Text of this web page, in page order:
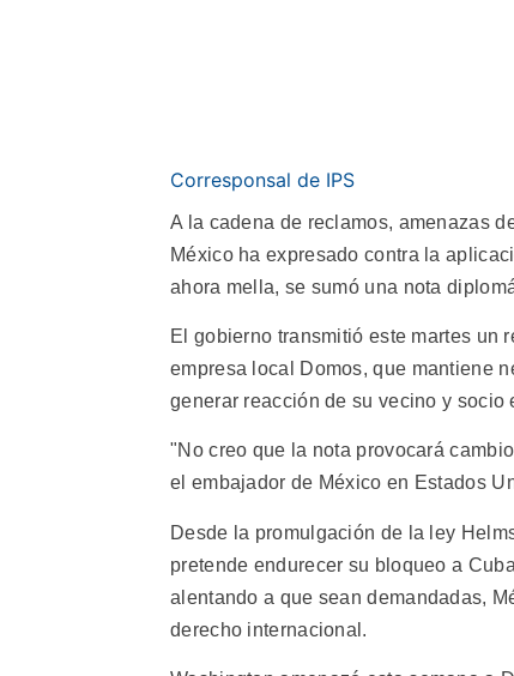
Corresponsal de IPS
A la cadena de reclamos, amenazas
México ha expresado contra la
ahora mella, se sumó una nota
El gobierno transmitió este martes un
empresa local Domos, que mantiene
generar reacción de su vecino y socio
"No creo que la nota provocará
el embajador de México en Estados
Desde la promulgación de la ley
pretende endurecer su bloqueo a
alentando a que sean demandadas,
derecho internacional.